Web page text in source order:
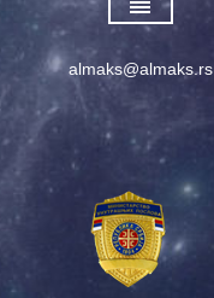
almaks@almaks.rs